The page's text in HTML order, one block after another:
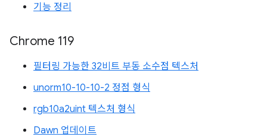
기능 정리
Chrome 119
필터링 가능한 32비트 부동 소수점 텍스처
unorm10-10-10-2 정점 형식
rgb10a2uint 텍스처 형식
Dawn 업데이트